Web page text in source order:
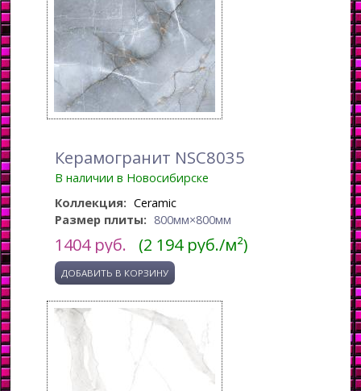
Керамогранит NSC8035
В наличии в Новосибирске
Коллекция: Ceramic
Размер плиты: 800мм×800мм
1404руб. (2 194 руб./м²)